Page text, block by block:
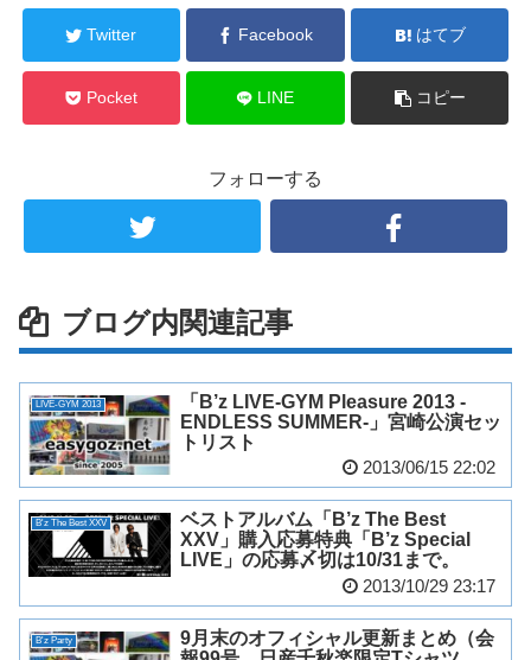
Twitter Facebook はてブ
Pocket LINE コピー
フォローする
ブログ内関連記事
LIVE-GYM 2013
「B’z LIVE-GYM Pleasure 2013 -
ENDLESS SUMMER-」宮崎公演セッ
トリスト
2013/06/15 22:02
B'z The Best XXV
ベストアルバム「B’z The Best
XXV」購入応募特典「B’z Special
LIVE」の応募〆切は10/31まで。
2013/10/29 23:17
B'z Party
9月末のオフィシャル更新まとめ（会